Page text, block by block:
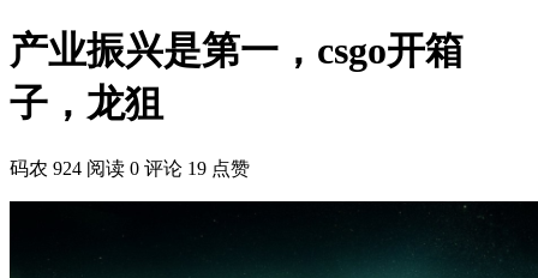
产业振兴是第一，csgo开箱
子，龙狙
码农 924 阅读 0 评论 19 点赞